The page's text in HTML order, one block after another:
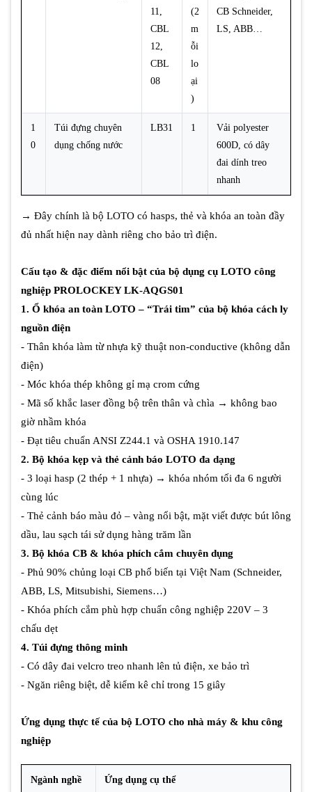
11,
CBL
12,
CBL
08
(2
m
ỗi
lo
ại
)
CB Schneider,
LS, ABB…
1
0
Túi đựng chuyên
dụng chống nước
LB31 1
Vải polyester
600D, có dây
đai dính treo
nhanh
→ Đây chính là bộ LOTO có hasps, thẻ và khóa an toàn đầy
đủ nhất hiện nay dành riêng cho bảo trì điện.
Cấu tạo & đặc điểm nổi bật của bộ dụng cụ LOTO công
nghiệp PROLOCKEY LK-AQGS01
1. Ổ khóa an toàn LOTO – “Trái tim” của bộ khóa cách ly
nguồn điện
- Thân khóa làm từ nhựa kỹ thuật non-conductive (không dẫn
điện)
- Móc khóa thép không gỉ mạ crom cứng
- Mã số khắc laser đồng bộ trên thân và chìa → không bao
giờ nhầm khóa
- Đạt tiêu chuẩn ANSI Z244.1 và OSHA 1910.147
2. Bộ khóa kẹp và thẻ cảnh báo LOTO đa dạng
- 3 loại hasp (2 thép + 1 nhựa) → khóa nhóm tối đa 6 người
cùng lúc
- Thẻ cảnh báo màu đỏ – vàng nổi bật, mặt viết được bút lông
dầu, lau sạch tái sử dụng hàng trăm lần
3. Bộ khóa CB & khóa phích cắm chuyên dụng
- Phủ 90% chủng loại CB phổ biến tại Việt Nam (Schneider,
ABB, LS, Mitsubishi, Siemens…)
- Khóa phích cắm phù hợp chuẩn công nghiệp 220V – 3
chấu dẹt
4. Túi đựng thông minh
- Có dây đai velcro treo nhanh lên tủ điện, xe bảo trì
- Ngăn riêng biệt, dễ kiểm kê chỉ trong 15 giây
Ứng dụng thực tế của bộ LOTO cho nhà máy & khu công
nghiệp
Ngành nghề Ứng dụng cụ thể